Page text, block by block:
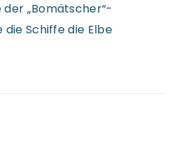
„Bomätscher“-
Schiffe die Elbe